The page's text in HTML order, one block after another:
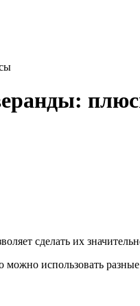
сделать их
можно использовать